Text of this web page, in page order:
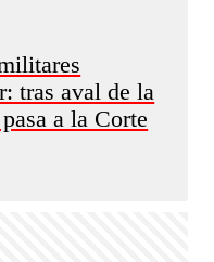
tras aval de la
a la Corte